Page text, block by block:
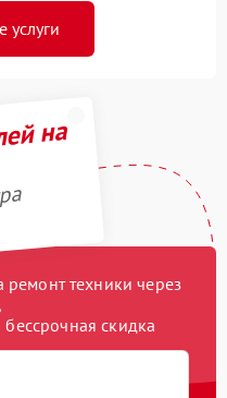
услуги
на
техники через
бессрочная скидка